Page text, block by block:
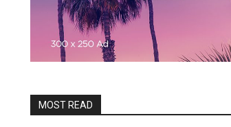
MOST READ